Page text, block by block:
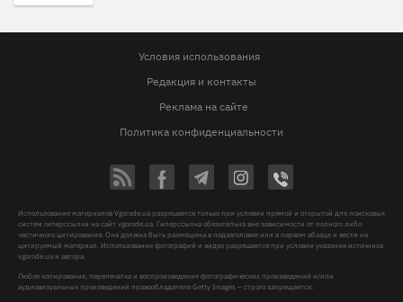
Условия использования
Редакция и контакты
Реклама на сайте
Политика конфиденциальности
Использование материалов Vgorode.ua разрешается только при условии прямой и открытой для поисковых
систем гиперссылки на сайт vgorode.ua. Гиперссылка обязательна вне зависимости от полного либо
частичного цитирования. Она должна быть размещена в подзаголовке или в первом абзаце и вести на
цитируемый материал. Использование фотографий и видео разрешается при условии указания источника
vgorode.ua и автора.
Любое копирование, перепечатка и воспроизведение фотографических произведений и/или
аудиовизуальных произведений правообладателя Getty Images – строго запрещается.